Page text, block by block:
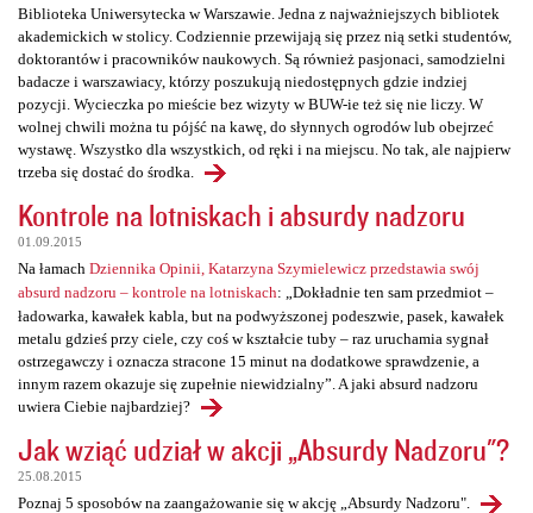
Biblioteka Uniwersytecka w Warszawie. Jedna z najważniejszych bibliotek
akademickich w stolicy. Codziennie przewijają się przez nią setki studentów,
doktorantów i pracowników naukowych. Są również pasjonaci, samodzielni
badacze i warszawiacy, którzy poszukują niedostępnych gdzie indziej
pozycji. Wycieczka po mieście bez wizyty w BUW-ie też się nie liczy. W
wolnej chwili można tu pójść na kawę, do słynnych ogrodów lub obejrzeć
wystawę. Wszystko dla wszystkich, od ręki i na miejscu. No tak, ale najpierw
trzeba się dostać do środka.
Kontrole na lotniskach i absurdy nadzoru
01.09.2015
Na łamach Dziennika Opinii, Katarzyna Szymielewicz przedstawia swój
absurd nadzoru – kontrole na lotniskach: „Dokładnie ten sam przedmiot –
ładowarka, kawałek kabla, but na podwyższonej podeszwie, pasek, kawałek
metalu gdzieś przy ciele, czy coś w kształcie tuby – raz uruchamia sygnał
ostrzegawczy i oznacza stracone 15 minut na dodatkowe sprawdzenie, a
innym razem okazuje się zupełnie niewidzialny”. A jaki absurd nadzoru
uwiera Ciebie najbardziej?
Jak wziąć udział w akcji „Absurdy Nadzoru"?
25.08.2015
Poznaj 5 sposobów na zaangażowanie się w akcję „Absurdy Nadzoru".